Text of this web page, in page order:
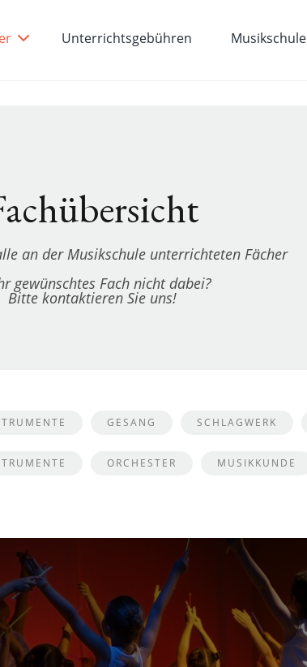
Unterrichtsgebühren Musikschule
an der Musikschule unterrichteten Fächer
gewünschtes Fach nicht dabei?
Bitte kontaktieren Sie uns!
GESANG SCHLAGWERK
ORCHESTER MUSIKKUNDE